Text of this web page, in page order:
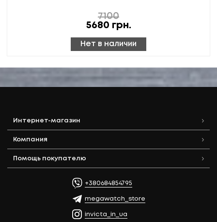
7100
5680 грн.
Нет в наличии
Интернет-магазин
Компания
Помощь покупателю
+380684854795
megawatch_store
invicta_in_ua